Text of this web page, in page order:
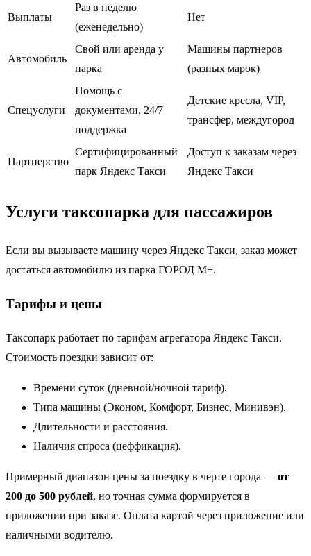
Выплаты
Раз в неделю
(еженедельно)
Нет
Автомобиль
Свой или аренда у
парка
Машины партнеров
(разных марок)
Спецуслуги
Помощь с
документами, 24/7
поддержка
Детские кресла, VIP,
трансфер, междугород
Партнерство
Сертифицированный
парк Яндекс Такси
Доступ к заказам через
Яндекс Такси
Услуги таксопарка для пассажиров
Если вы вызываете машину через Яндекс Такси, заказ может
достаться автомобилю из парка ГОРОД М+.
Тарифы и цены
Таксопарк работает по тарифам агрегатора Яндекс Такси.
Стоимость поездки зависит от:
Времени суток (дневной/ночной тариф).
Типа машины (Эконом, Комфорт, Бизнес, Минивэн).
Длительности и расстояния.
Наличия спроса (цеффикация).
Примерный диапазон цены за поездку в черте города — от
200 до 500 рублей, но точная сумма формируется в
приложении при заказе. Оплата картой через приложение или
наличными водителю.